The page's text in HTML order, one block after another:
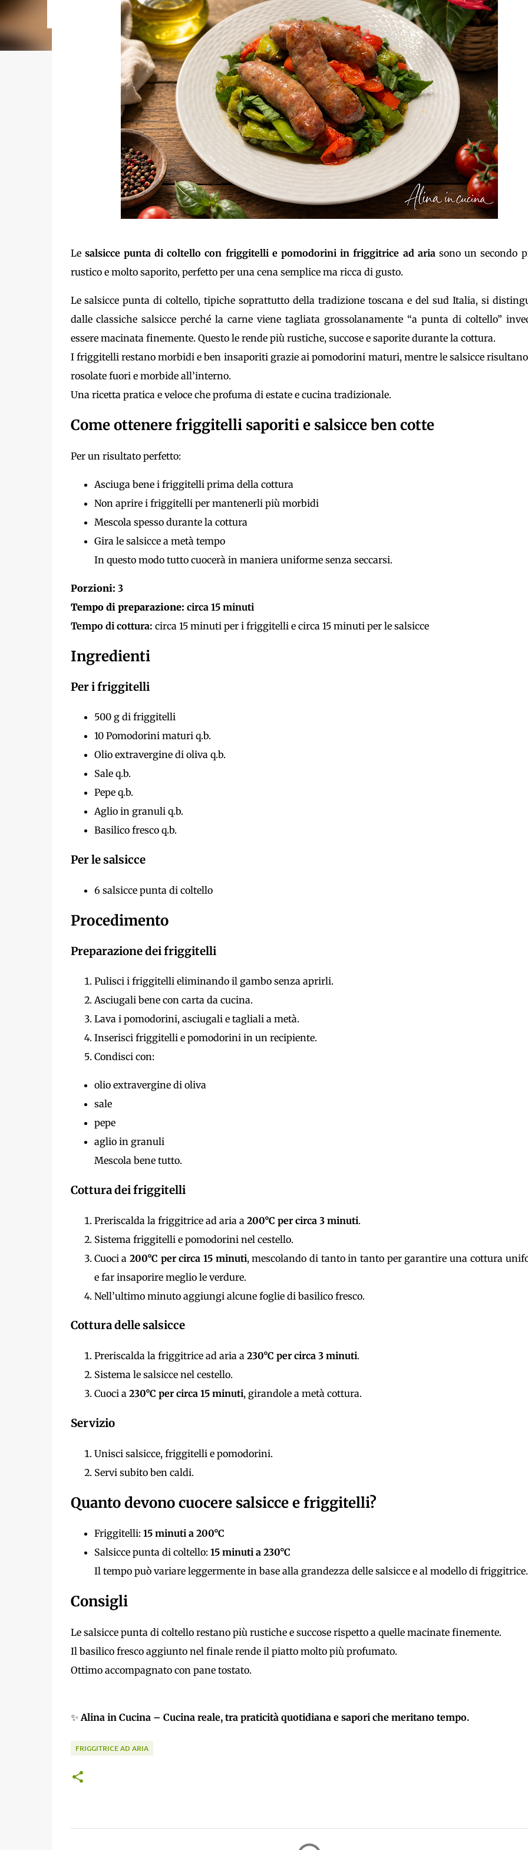
Le salsicce punta di coltello con friggitelli e pomodorini in friggitrice ad ariasono un secondo
rustico e molto saporito, perfetto per una cena semplice ma ricca di gusto.
Le salsicce punta di coltello, tipiche soprattutto della tradizione toscana e del sud Italia, si
dalle classiche salsicce perché la carne viene tagliata grossolanamente “a punta di coltello”
essere macinata finemente. Questo le rende più rustiche, succose e saporite durante la cottura.
I friggitelli restano morbidi e ben insaporiti grazie ai pomodorini maturi, mentre le salsicce
rosolate fuori e morbide all’interno.
Una ricetta pratica e veloce che profuma di estate e cucina tradizionale.
Come ottenere friggitelli saporiti e salsicce ben cotte
Per un risultato perfetto:
Asciuga bene i friggitelli prima della cottura
Non aprire i friggitelli per mantenerli più morbidi
Mescola spesso durante la cottura
Gira le salsicce a metà tempo
In questo modo tutto cuocerà in maniera uniforme senza seccarsi.
Porzioni: 3
Tempo di preparazione: circa 15 minuti
Tempo di cottura: circa 15 minuti per i friggitelli e circa 15 minuti per le salsicce
Ingredienti
Per i friggitelli
500 g di friggitelli
10 Pomodorini maturi q.b.
Olio extravergine di oliva q.b.
Sale q.b.
Pepe q.b.
Aglio in granuli q.b.
Basilico fresco q.b.
Per le salsicce
6 salsicce punta di coltello
Procedimento
Preparazione dei friggitelli
Pulisci i friggitelli eliminando il gambo senza aprirli.
Asciugali bene con carta da cucina.
Lava i pomodorini, asciugali e tagliali a metà.
Inserisci friggitelli e pomodorini in un recipiente.
Condisci con:
olio extravergine di oliva
sale
pepe
aglio in granuli
Mescola bene tutto.
Cottura dei friggitelli
Preriscalda la friggitrice ad aria a 200°C per circa 3 minuti.
Sistema friggitelli e pomodorini nel cestello.
Cuoci a 200°C per circa 15 minuti, mescolando di tanto in tanto per garantire una cottura
e far insaporire meglio le verdure.
Nell’ultimo minuto aggiungi alcune foglie di basilico fresco.
Cottura delle salsicce
Preriscalda la friggitrice ad aria a 230°C per circa 3 minuti.
Sistema le salsicce nel cestello.
Cuoci a 230°C per circa 15 minuti, girandole a metà cottura.
Servizio
Unisci salsicce, friggitelli e pomodorini.
Servi subito ben caldi.
Quanto devono cuocere salsicce e friggitelli?
Friggitelli: 15 minuti a 200°C
Salsicce punta di coltello: 15 minuti a 230°C
Il tempo può variare leggermente in base alla grandezza delle salsicce e al modello di friggitrice.
Consigli
Le salsicce punta di coltello restano più rustiche e succose rispetto a quelle macinate finemente.
Il basilico fresco aggiunto nel finale rende il piatto molto più profumato.
Ottimo accompagnato con pane tostato.
✨Alina in Cucina – Cucina reale, tra praticità quotidiana e sapori che meritano tempo.
FRIGGITRICE AD ARIA